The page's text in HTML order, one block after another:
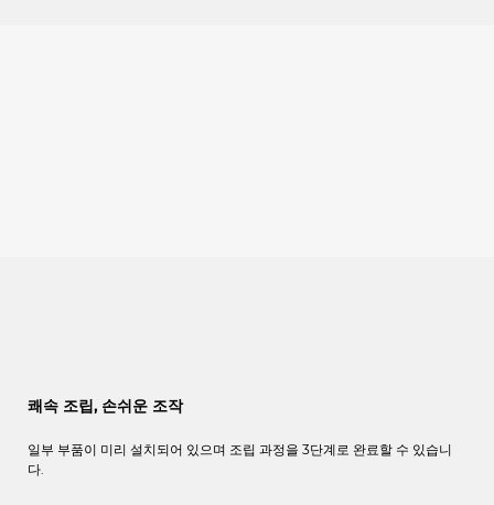
쾌속 조립, 손쉬운 조작
일부 부품이 미리 설치되어 있으며 조립 과정을 3단계로 완료할 수 있습니
다.